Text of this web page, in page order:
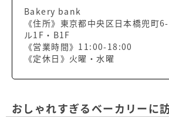
Bakery bank
《住所》東京都中央区日本橋兜町
ル1F・B1F
《営業時間》11:00-18:00
《定休日》火曜・水曜
おしゃれすぎるベーカリーに